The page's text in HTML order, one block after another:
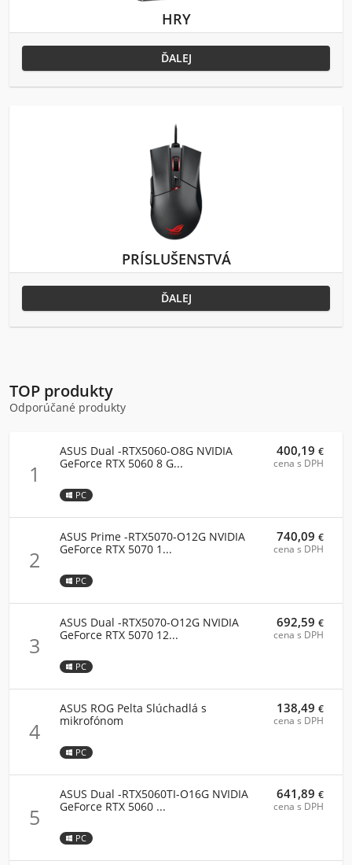
HRY
ĎALEJ
PRÍSLUŠENSTVÁ
ĎALEJ
TOP produkty
Odporúčané produkty
1
ASUS Dual -RTX5060-O8G NVIDIA
GeForce RTX 5060 8 G...
PC
400,19 €
cena s DPH
2
ASUS Prime -RTX5070-O12G NVIDIA
GeForce RTX 5070 1...
PC
740,09 €
cena s DPH
3
ASUS Dual -RTX5070-O12G NVIDIA
GeForce RTX 5070 12...
PC
692,59 €
cena s DPH
4
ASUS ROG Pelta Slúchadlá s
mikrofónom
PC
138,49 €
cena s DPH
5
ASUS Dual -RTX5060TI-O16G NVIDIA
GeForce RTX 5060 ...
PC
641,89 €
cena s DPH